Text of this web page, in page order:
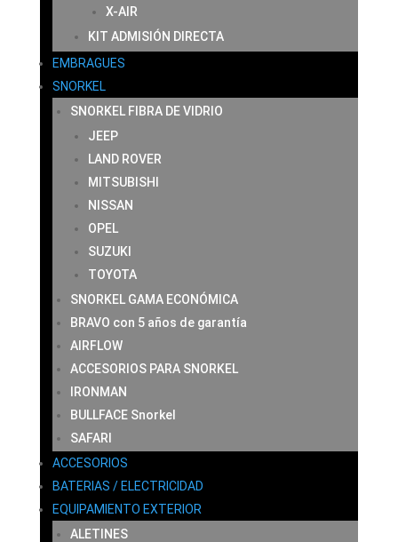
X-AIR
KIT ADMISIÓN DIRECTA
EMBRAGUES
SNORKEL
SNORKEL FIBRA DE VIDRIO
JEEP
LAND ROVER
MITSUBISHI
NISSAN
OPEL
SUZUKI
TOYOTA
SNORKEL GAMA ECONÓMICA
BRAVO con 5 años de garantía
AIRFLOW
ACCESORIOS PARA SNORKEL
IRONMAN
BULLFACE Snorkel
SAFARI
ACCESORIOS
BATERIAS / ELECTRICIDAD
EQUIPAMIENTO EXTERIOR
ALETINES